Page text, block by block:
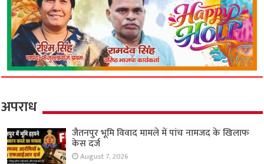
अपराध
जैतनपुर भूमि विवाद मामले में पांच नामजद के खिलाफ
केस दर्ज
August 7, 2026